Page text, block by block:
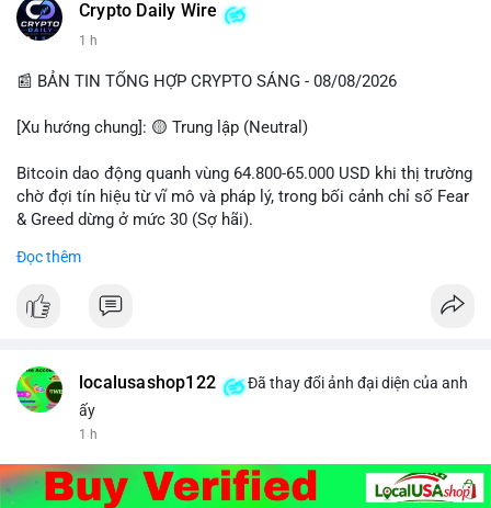
Crypto Daily Wire
1 h
📰 BẢN TIN TỔNG HỢP CRYPTO SÁNG - 08/08/2026
[Xu hướng chung]: 🟡 Trung lập (Neutral)
Bitcoin dao động quanh vùng 64.800-65.000 USD khi thị trường
chờ đợi tín hiệu từ vĩ mô và pháp lý, trong bối cảnh chỉ số Fear
& Greed dừng ở mức 30 (Sợ hãi).
- Thị trường & Giá cả: Chuỗi giao dịch cá voi BTC diễn ra dày
triệu USD lúc 08:19 UTC và 61,37 BTC (gần 4 triệu USD) lúc
- Quy định & Pháp lý: Thượng viện Mỹ mở giai đoạn đầu bình
chọn Bill Clarity Act, cần 60 phiếu để tiến tới tháng tới. IMF
được dollar hỗ trợ. Tòa án Mỹ cho phép Bybit truy xuất tài sản
1,5 tỷ USD từ vụ hack Triều Tiên.
Đọc thêm
localusashop122
Đã thay đổi ảnh đại diện của anh
ấy
1 h